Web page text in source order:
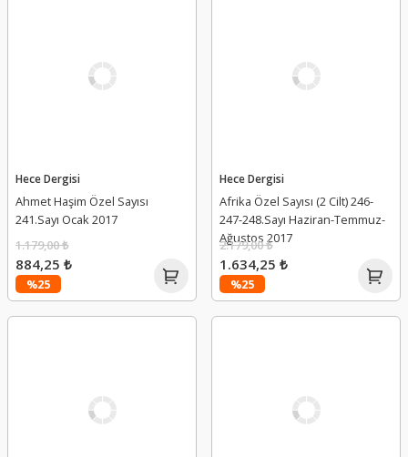
Hece Dergisi
Ahmet Haşim Özel Sayısı
241.Sayı Ocak 2017
%25
1.179,00 ₺
884,25 ₺
Hece Dergisi
Afrika Özel Sayısı (2 Cilt) 246-
247-248.Sayı Haziran-Temmuz-
Ağustos 2017
%25
2.179,00 ₺
1.634,25 ₺